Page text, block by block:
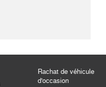
Rachat de véhicule
d'occasion